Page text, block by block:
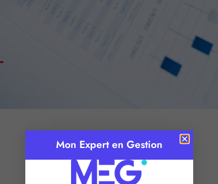
Publié le :4 mars 2016
Temps de lecture : < 1
Mon Expert en Gestion